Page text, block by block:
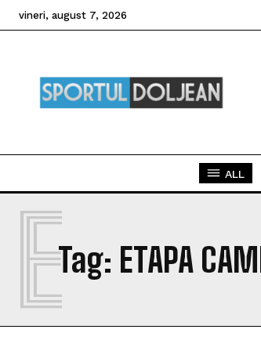
vineri, august 7, 2026
ALL
Tag: ETAPA
E